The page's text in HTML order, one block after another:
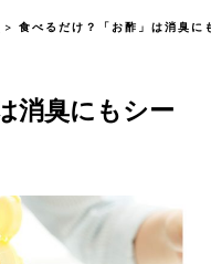
食べるだけ？「お酢」は消臭
消臭にもシー